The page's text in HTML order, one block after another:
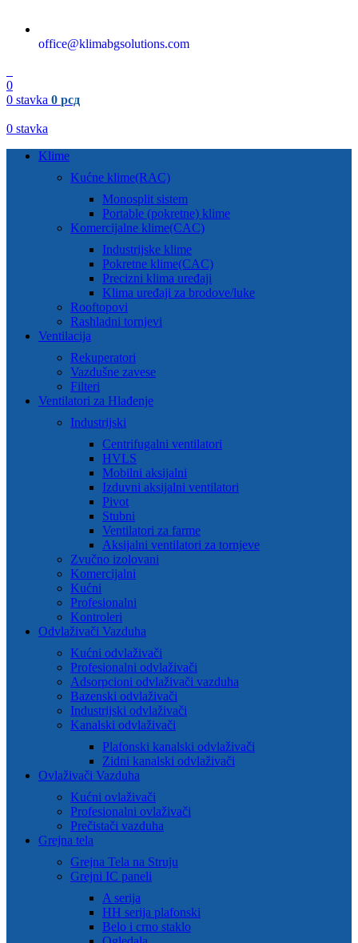
office@klimabgsolutions.com
0
0 stavka 0 рсд
0 stavka
Klime
Kućne klime(RAC)
Monosplit sistem
Portable (pokretne) klime
Komercijalne klime(CAC)
Industrijske klime
Pokretne klime(CAC)
Precizni klima uređaji
Klima uređaji za brodove/luke
Rooftopovi
Rashladni tornjevi
Ventilacija
Rekuperatori
Vazdušne zavese
Filteri
Ventilatori za Hlađenje
Industrijski
Centrifugalni ventilatori
HVLS
Mobilni aksijalni
Izduvni aksijalni ventilatori
Pivot
Stubni
Ventilatori za farme
Aksijalni ventilatori za tornjeve
Zvučno izolovani
Komercijalni
Kućni
Profesionalni
Kontroleri
Odvlaživači Vazduha
Kućni odvlaživači
Profesionalni odvlaživači
Adsorpcioni odvlaživači vazduha
Bazenski odvlaživači
Industrijski odvlaživači
Kanalski odvlaživači
Plafonski kanalski odvlaživači
Zidni kanalski odvlaživači
Ovlaživači Vazduha
Kućni ovlaživači
Profesionalni ovlaživači
Prečistači vazduha
Grejna tela
Grejna Tela na Struju
Grejni IC paneli
A serija
HH serija plafonski
Belo i crno staklo